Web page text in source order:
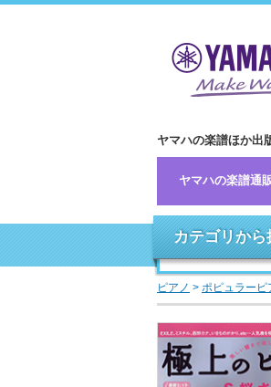
ヤマハの楽譜ほか出
ヤマハの楽譜通
カテゴリから
ピアノ > ポピュラーピ